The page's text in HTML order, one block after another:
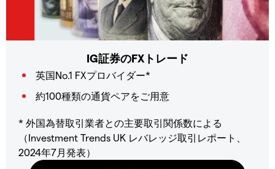
IG証券のFXトレード
英国No.1 FXプロバイダー*
約100種類の通貨ペアをご用意
* 外国為替取引業者との主要取引関係数による
（Investment Trends UK レバレッジ取引レポート、
2024年7月発表）